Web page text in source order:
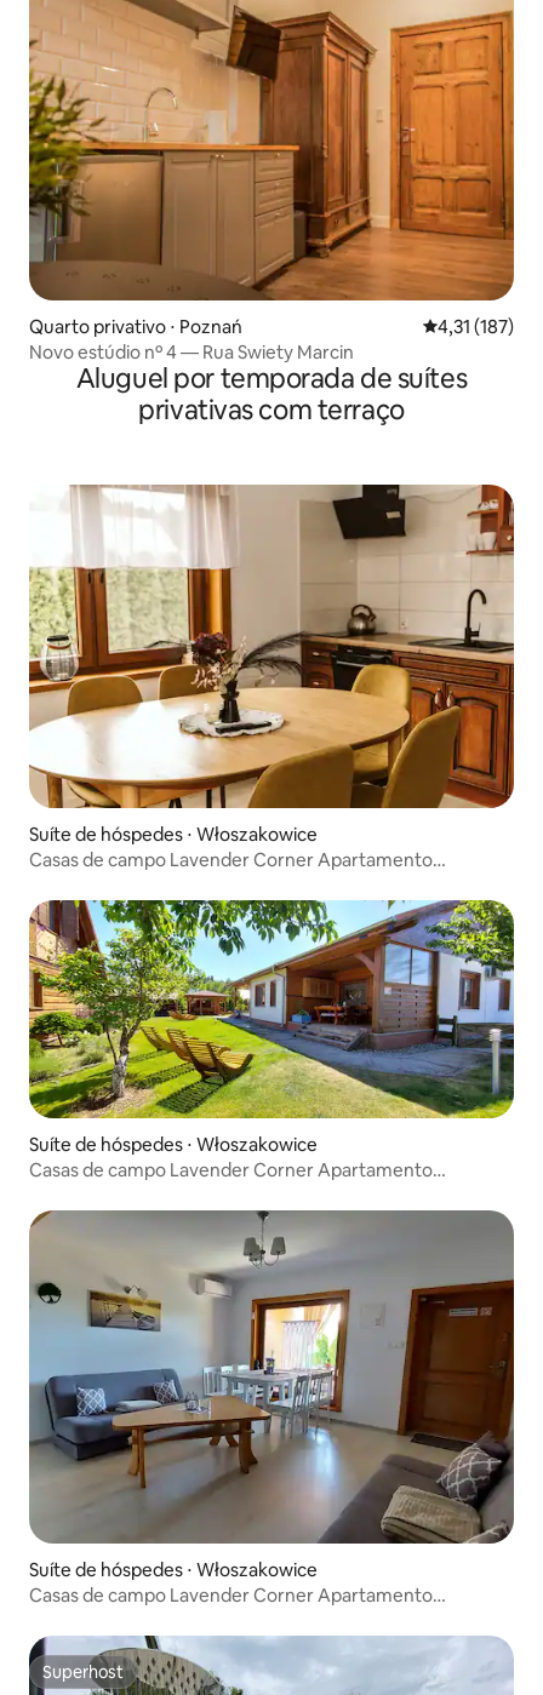
Quarto privativo ⋅ Poznań 4,31 de uma
4,31 (187)
Novo estúdio nº 4 — Rua Swiety Marcin
Aluguel por temporada de suítes
privativas com terraço
Suíte de hóspedes ⋅ Włoszakowice
Casas de campo Lavender Corner Apartamento
Suíte de hóspedes ⋅ Włoszakowice
Casas de campo Lavender Corner Apartamento
Suíte de hóspedes ⋅ Włoszakowice
Casas de campo Lavender Corner Apartamento
Superhost
Superhost